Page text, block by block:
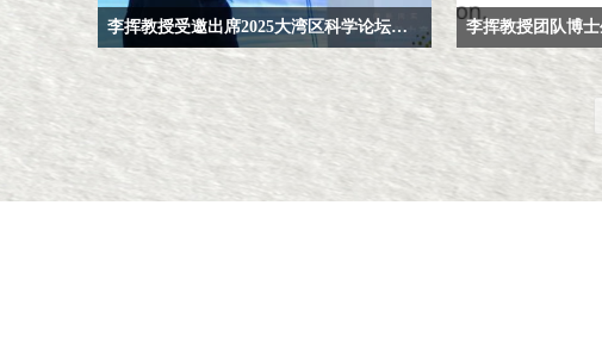
李挥教授受邀出席2025大湾区科学论坛并发表“网络空间安全之牛顿三定律初探”主旨演讲
2025年2月11日，由
（IEEE Technology
区块链与分布式账本
的“IEEE TEMS TC
式揭晓。北京大学李
（On the
从全球被邀请参评